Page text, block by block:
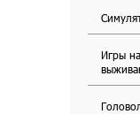
Игры на